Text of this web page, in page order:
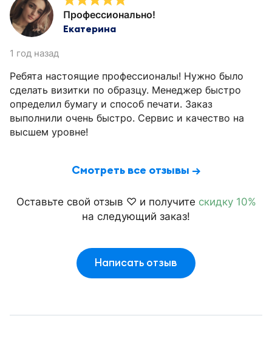
Профессионально!
Екатерина
1 год назад
Ребята настоящие профессионалы! Нужно было
сделать визитки по образцу. Менеджер быстро
определил бумагу и способ печати. Заказ
выполнили очень быстро. Сервис и качество на
высшем уровне!
Смотреть все отзывы →
Оставьте свой отзыв ♡ и получите скидку 10%
на следующий заказ!
Написать отзыв